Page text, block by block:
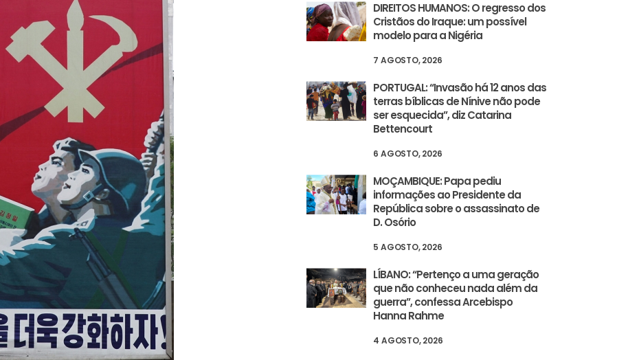
DIREITOS HUMANOS: O regresso dos
Cristãos do Iraque: um possível
modelo para a Nigéria
7 AGOSTO, 2026
PORTUGAL: “Invasão há 12 anos das
terras bíblicas de Nínive não pode
ser esquecida”, diz Catarina
Bettencourt
6 AGOSTO, 2026
MOÇAMBIQUE: Papa pediu
informações ao Presidente da
República sobre o assassinato de
D. Osório
5 AGOSTO, 2026
LÍBANO: “Pertenço a uma geração
que não conheceu nada além da
guerra”, confessa Arcebispo
Hanna Rahme
4 AGOSTO, 2026